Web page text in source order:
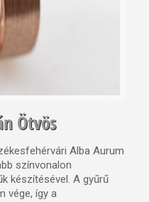
Ötvös
Alba Aurum
színvonalon
készítésével. A gyűrű
vége, így a